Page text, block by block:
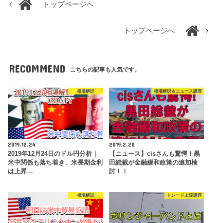
トップページへ
トップページへ
RECOMMEND こちらの記事も人気です。
相場解説
2019.12.24
2019年12月24日のドル円分析｜
米中関係も落ち着き、米長期金利
は上昇…
相場解説＆ニュース講座
2019.2.20
【ニュース】cisさんも驚愕！黒
田総裁が金融緩和政策の追加検
討！！
相場解説 トレード上達講座